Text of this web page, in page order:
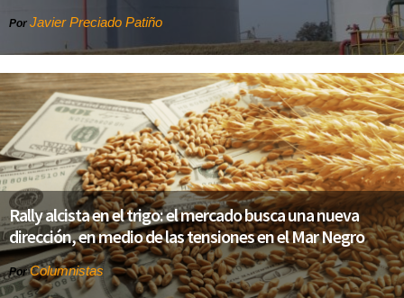
Por Javier Preciado Patiño
Rally alcista en el trigo: el mercado busca una nueva
dirección, en medio de las tensiones en el Mar Negro
PorColumnistas